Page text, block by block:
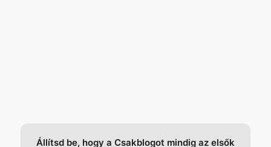
Állítsd be, hogy a Csakblogot mindig az elsők